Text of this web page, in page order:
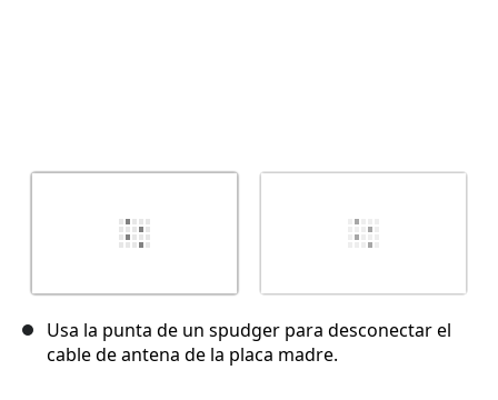
Usa la punta de un spudger para desconectar el
cable de antena de la placa madre.